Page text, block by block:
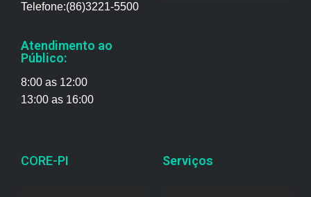
Telefone:(86)3221-5500
Atendimento ao
Público:
8:00 as 12:00
13:00 as 16:00
CORE-PI Serviços